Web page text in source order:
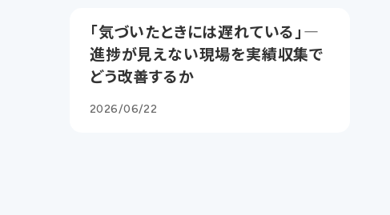
「気づいたときには遅れている」―
進捗が見えない現場を実績収集で
どう改善するか
2026/06/22